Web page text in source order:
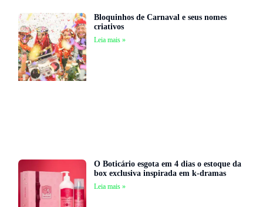
Bloquinhos de Carnaval e seus nomes
criativos
Leia mais »
O Boticário esgota em 4 dias o estoque da
box exclusiva inspirada em k-dramas
Leia mais »